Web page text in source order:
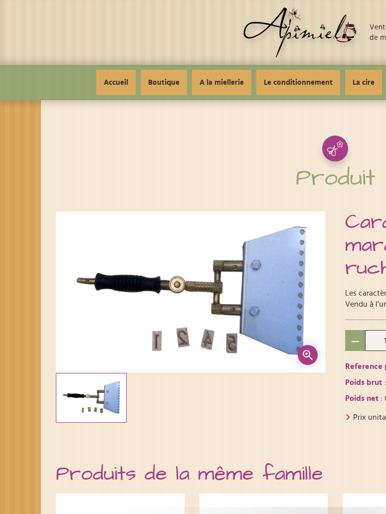
Produit
Les
Vendu à
Poids brut
Poids net :
Prix
Produits de la même famille
de
Accueil Boutique A la miellerie Le conditionnement La cire